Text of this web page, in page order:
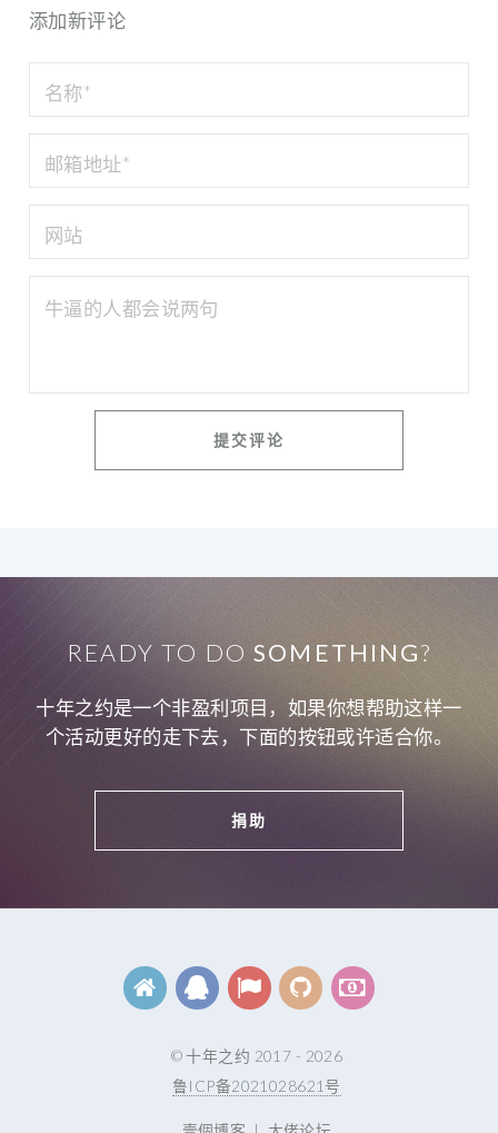
添加新评论
READY TO DOSOMETHING?
十年之约是一个非盈利项目，如果你想帮助这样一
个活动更好的走下去，下面的按钮或许适合你。
捐助
© 十年之约 2017 - 2026
鲁ICP备2021028621号